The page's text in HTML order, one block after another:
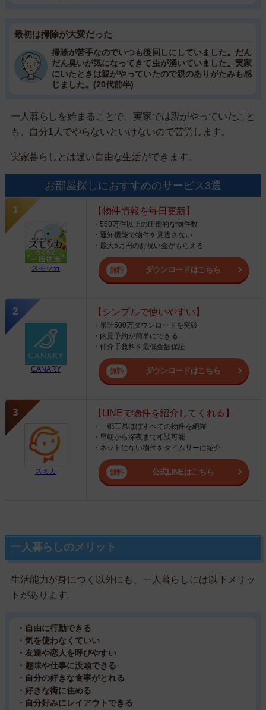
最初は掃除が大変だった
掃除が苦手なのでいつも後回しにしていました。だん
だん臭いが気になってきて虫が湧いていました。実家
にいたときは親がやっていたので親のありがたみも感
じました。(20代前半)
一人暮らしを始まることで、実家では親がやっていたこと
も、自分1人でやらないといけないので苦労します。
実家暮らしとは違い自由な生活ができます。
お部屋探しにおすすめのサービス3選
スモッカ
【物件情報を毎日更新】
・550万件以上の圧倒的な物件数
・通知機能で物件を見逃さない
・最大5万円のお祝い金がもらえる
ダウンロードはこちら
CANARY
【シンプルで使いやすい】
・累計500万ダウンロードを突破
・内見予約が簡単にできる
・仲介手数料を最低金額保証
ダウンロードはこちら
スミカ
【LINEで物件を紹介してくれる】
・一都三県ほぼすべての物件を網羅
・早朝から深夜まで相談可能
・ネットにない物件をタイムリーに紹介
公式LINEはこちら
一人暮らしのメリット
生活能力が身につく以外にも、一人暮らしには以下メリッ
トがあります。
・自由に行動できる
・気を使わなくていい
・友達や恋人を呼びやすい
・趣味や仕事に没頭できる
・自分の好きな食事がとれる
・好きな街に住める
・自分好みにレイアウトできる